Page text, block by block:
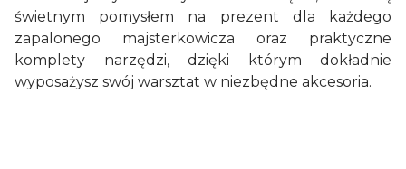
świetnym pomysłem na prezent dla każdego
zapalonego majsterkowicza oraz praktyczne
komplety narzędzi, dzięki którym dokładnie
wyposażysz swój warsztat w niezbędne akcesoria.